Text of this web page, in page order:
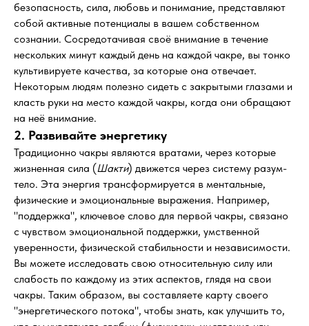
безопасность, сила, любовь и понимание, представляют
собой активные потенциалы в вашем собственном
сознании. Сосредотачивая своё внимание в течение
нескольких минут каждый день на каждой чакре, вы тонко
культивируете качества, за которые она отвечает.
Некоторым людям полезно сидеть с закрытыми глазами и
класть руки на место каждой чакры, когда они обращают
на неё внимание.
2. Развивайте энергетику
Традиционно чакры являются вратами, через которые
жизненная сила (Шакти) движется через систему разум-
тело. Эта энергия трансформируется в ментальные,
физические и эмоциональные выражения. Например,
"поддержка", ключевое слово для первой чакры, связано
с чувством эмоциональной поддержки, умственной
уверенности, физической стабильности и независимости.
Вы можете исследовать свою относительную силу или
слабость по каждому из этих аспектов, глядя на свои
чакры. Таким образом, вы составляете карту своего
"энергетического потока", чтобы знать, как улучшить то,